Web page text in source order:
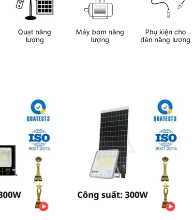
Quạt năng
lượng
Máy bơm năng
lượng
Phụ kiện cho
đèn năng lượng